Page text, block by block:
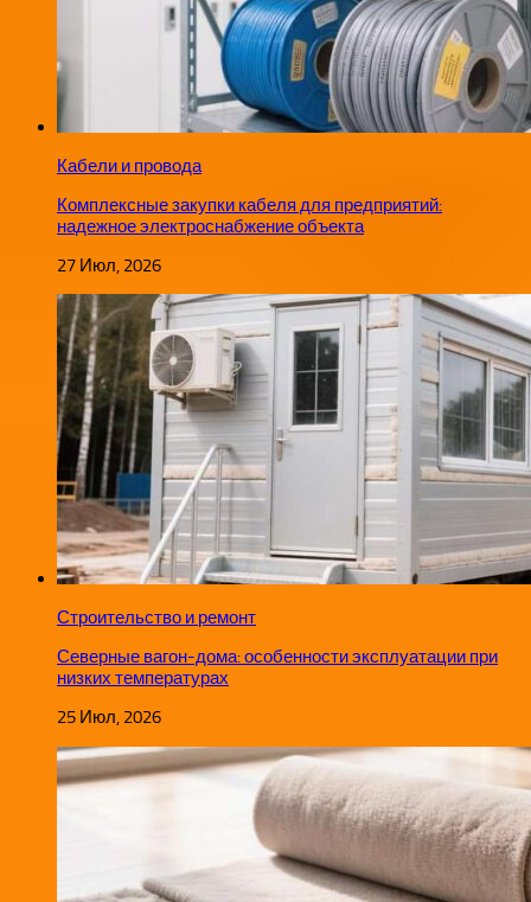
Кабели и провода
Комплексные закупки кабеля для предприятий:
надежное электроснабжение объекта
27 Июл, 2026
Строительство и ремонт
Северные вагон-дома: особенности эксплуатации при
низких температурах
25 Июл, 2026